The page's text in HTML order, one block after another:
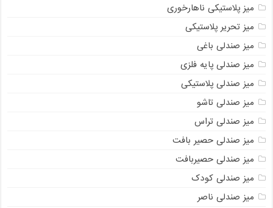
میز پلاستیکی ناهارخوری
میز تحریر پلاستیکی
میز صندلی باغی
میز صندلی پایه فلزی
میز صندلی پلاستیکی
میز صندلی تاشو
میز صندلی تراس
میز صندلی حصیر بافت
میز صندلی حصیربافت
میز صندلی کودک
میز صندلی ناصر